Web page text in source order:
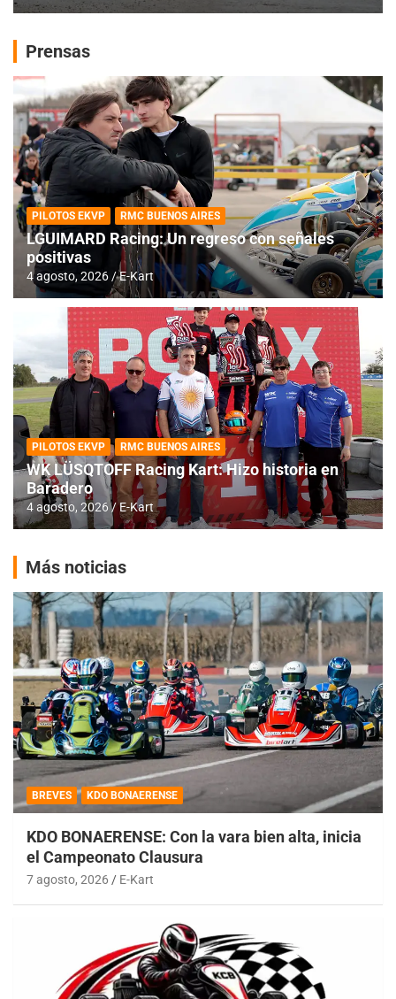
Prensas
PILOTOS EKVP RMC BUENOS AIRES
LGUIMARD Racing: Un regreso con señales
positivas
4 agosto, 2026 E-Kart
PILOTOS EKVP RMC BUENOS AIRES
WK LÜSQTOFF Racing Kart: Hizo historia en
Baradero
4 agosto, 2026 E-Kart
Más noticias
BREVES KDO BONAERENSE
KDO BONAERENSE: Con la vara bien alta, inicia
el Campeonato Clausura
7 agosto, 2026 E-Kart